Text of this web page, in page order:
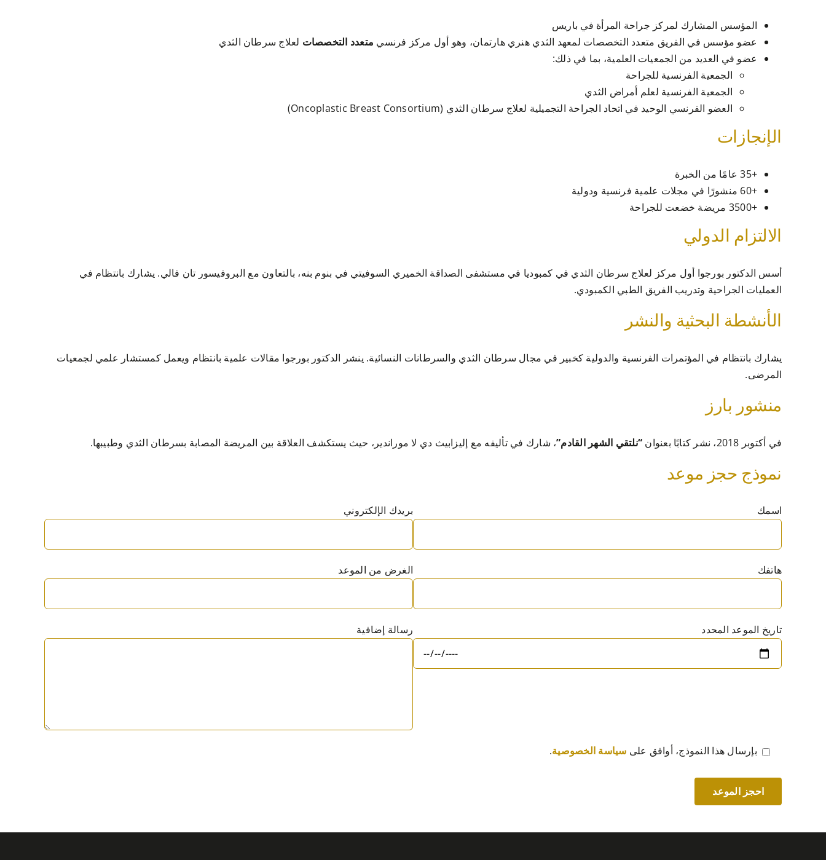
المؤسس المشارك لمركز جراحة المرأة في باريس
عضو مؤسس في الفريق متعدد التخصصات لمعهد الثدي هنري هارتمان، وهو أول مركز فرنسي متعدد التخصصات لعلاج سرطان الثدي
عضو في العديد من الجمعيات العلمية، بما في ذلك:
الجمعية الفرنسية للجراحة
الجمعية الفرنسية لعلم أمراض الثدي
العضو الفرنسي الوحيد في اتحاد الجراحة التجميلية لعلاج سرطان الثدي (Oncoplastic Breast Consortium)
الإنجازات
+35 عامًا من الخبرة
+60 منشورًا في مجلات علمية فرنسية ودولية
+3500 مريضة خضعت للجراحة
الالتزام الدولي
أسس الدكتور بورجوا أول مركز لعلاج سرطان الثدي في كمبوديا في مستشفى الصداقة الخميري السوفيتي في بنوم بنه، بالتعاون مع البروفيسور تان فالي. يشارك بانتظام في
العمليات الجراحية وتدريب الفريق الطبي الكمبودي.
الأنشطة البحثية والنشر
يشارك بانتظام في المؤتمرات الفرنسية والدولية كخبير في مجال سرطان الثدي والسرطانات النسائية. ينشر الدكتور بورجوا مقالات علمية بانتظام ويعمل كمستشار علمي لجمعيات
المرضى.
منشور بارز
في أكتوبر 2018، نشر كتابًا بعنوان “نلتقي الشهر القادم”، شارك في تأليفه مع إليزابيث دي لا موراندير، حيث يستكشف العلاقة بين المريضة المصابة بسرطان الثدي وطبيبها.
نموذج حجز موعد
اسمك بريدك الإلكتروني
هاتفك الغرض من الموعد
تاريخ الموعد المحدد رسالة إضافية
بإرسال هذا النموذج، أوافق على سياسة الخصوصية.